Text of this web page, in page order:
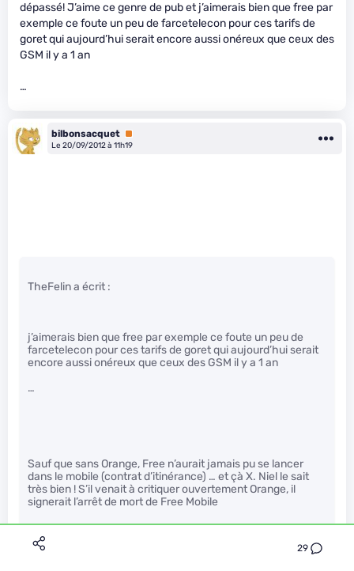
29
dépassé! J’aime ce genre de pub et j’aimerais bien que free par
exemple ce foute un peu de farcetelecon pour ces tarifs de
goret qui aujourd’hui serait encore aussi onéreux que ceux des
GSM il y a 1 an
…
bilbonsacquet Premium
Le 20/09/2012 à 11h19
TheFelin a écrit :
j’aimerais bien que free par exemple ce foute un peu de
farcetelecon pour ces tarifs de goret qui aujourd’hui serait
encore aussi onéreux que ceux des GSM il y a 1 an
…
Sauf que sans Orange, Free n’aurait jamais pu se lancer
dans le mobile (contrat d’itinérance) … et çà X. Niel le sait
très bien ! S’il venait à critiquer ouvertement Orange, il
signerait l’arrêt de mort de Free Mobile